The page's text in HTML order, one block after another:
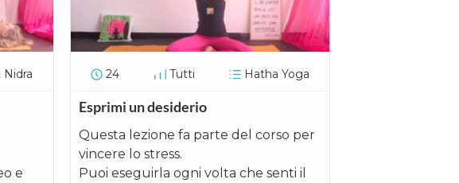
Nidra
e
24 Tutti Hatha Yoga
Esprimi un desiderio
Questa lezione fa parte del corso per
vincere lo stress.
Puoi eseguirla ogni volta che senti il